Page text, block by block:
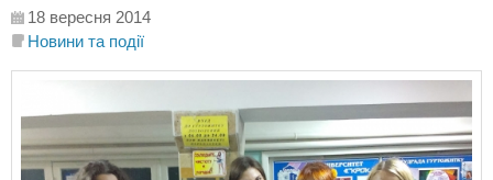
18 вересня 2014
Новини та події